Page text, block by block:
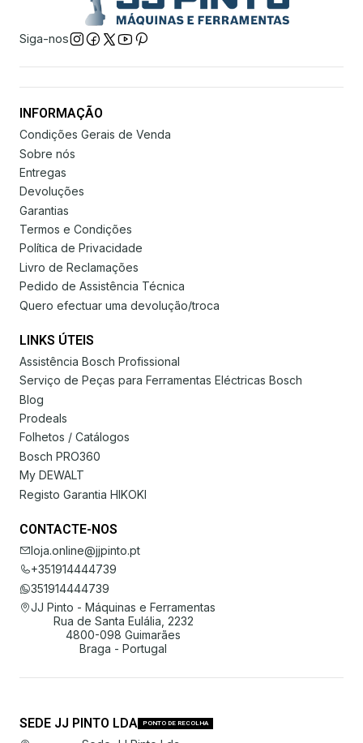
Siga-nos
INFORMAÇÃO
Condições Gerais de Venda
Sobre nós
Entregas
Devoluções
Garantias
Termos e Condições
Política de Privacidade
Livro de Reclamações
Pedido de Assistência Técnica
Quero efectuar uma devolução/troca
LINKS ÚTEIS
Assistência Bosch Profissional
Serviço de Peças para Ferramentas Eléctricas Bosch
Blog
Prodeals
Folhetos / Catálogos
Bosch PRO360
My DEWALT
Registo Garantia HIKOKI
CONTACTE-NOS
loja.online@jjpinto.pt
+351914444739
351914444739
JJ Pinto - Máquinas e Ferramentas
Rua de Santa Eulália, 2232
4800-098 Guimarães
Braga - Portugal
SEDE JJ PINTO LDA PONTO DE RECOLHA